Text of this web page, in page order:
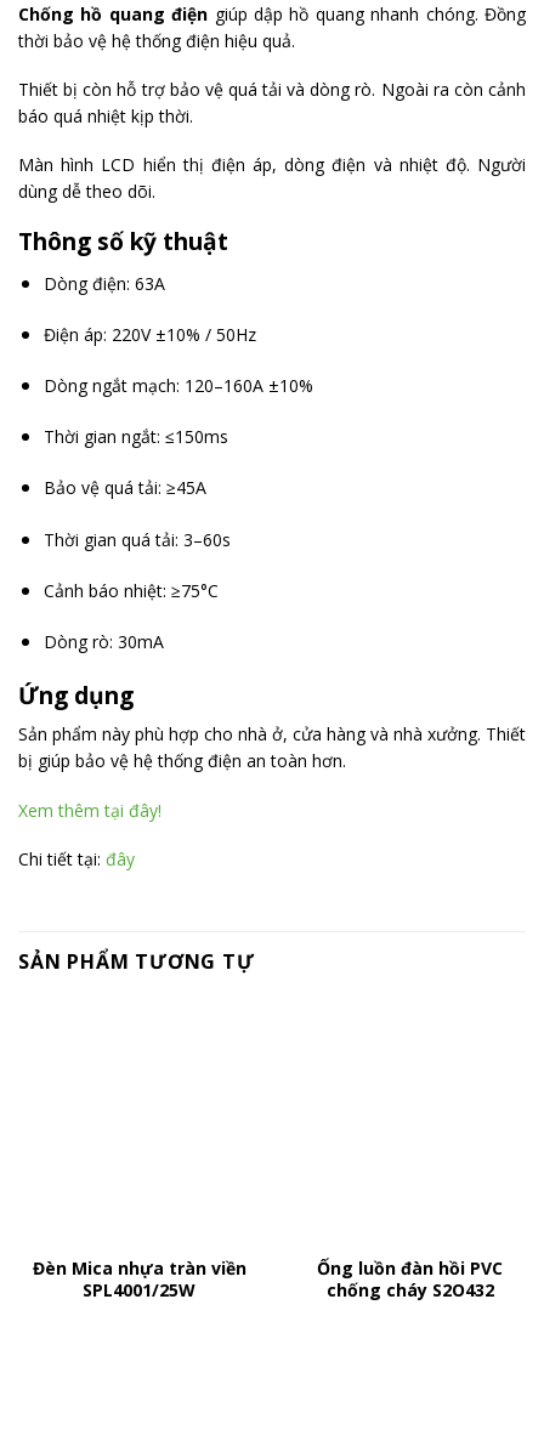
Chống hồ quang điện giúp dập hồ quang nhanh chóng. Đồng
thời bảo vệ hệ thống điện hiệu quả.
Thiết bị còn hỗ trợ bảo vệ quá tải và dòng rò. Ngoài ra còn cảnh
báo quá nhiệt kịp thời.
Màn hình LCD hiển thị điện áp, dòng điện và nhiệt độ. Người
dùng dễ theo dõi.
Thông số kỹ thuật
Dòng điện: 63A
Điện áp: 220V ±10% / 50Hz
Dòng ngắt mạch: 120–160A ±10%
Thời gian ngắt: ≤150ms
Bảo vệ quá tải: ≥45A
Thời gian quá tải: 3–60s
Cảnh báo nhiệt: ≥75°C
Dòng rò: 30mA
Ứng dụng
Sản phẩm này phù hợp cho nhà ở, cửa hàng và nhà xưởng. Thiết
bị giúp bảo vệ hệ thống điện an toàn hơn.
Xem thêm tại đây!
Chi tiết tại: đây
SẢN PHẨM TƯƠNG TỰ
Đèn Mica nhựa tràn viền
SPL4001/25W
Ống luồn đàn hồi PVC
chống cháy S2O432